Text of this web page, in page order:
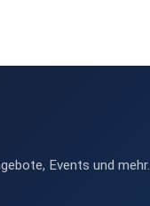
Events und mehr.